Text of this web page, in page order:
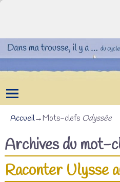
Accueil→Mots-clefs Odyssée
Archives du mot-
Raconter Ulysse